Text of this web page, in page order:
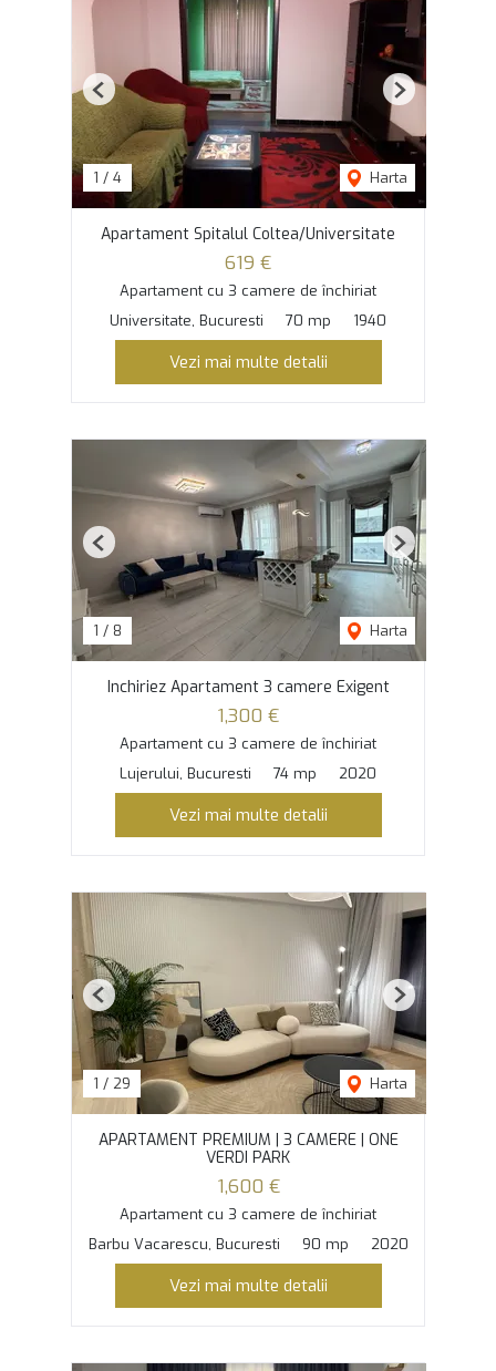
1 / 4 Harta
Previous Next
Apartament Spitalul Coltea/Universitate
619 €
Apartament cu 3 camere de închiriat
Universitate, Bucuresti
70 mp 1940
Vezi mai multe detalii
1 / 8 Harta
Previous Next
Inchiriez Apartament 3 camere Exigent
1,300 €
Apartament cu 3 camere de închiriat
Lujerului, Bucuresti
74 mp 2020
Vezi mai multe detalii
1 / 29 Harta
Previous Next
APARTAMENT PREMIUM | 3 CAMERE | ONE
VERDI PARK
1,600 €
Apartament cu 3 camere de închiriat
Barbu Vacarescu, Bucuresti
90 mp 2020
Vezi mai multe detalii